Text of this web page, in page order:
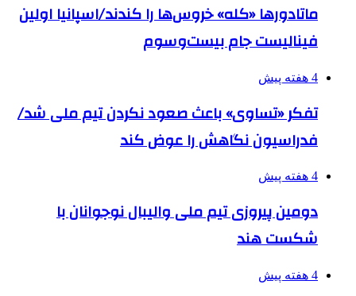
ماتادورها «کله» خروس‌ها را کندند/اسپانیا اولین
فینالیست جام بیست‌وسوم
4 هفته پیش
تفکر «تساوی» باعث صعود نکردن تیم ملی شد/
فدراسیون نگاهش را عوض کند
4 هفته پیش
دومین پیروزی تیم ملی والیبال نوجوانان با
شکست هند
4 هفته پیش